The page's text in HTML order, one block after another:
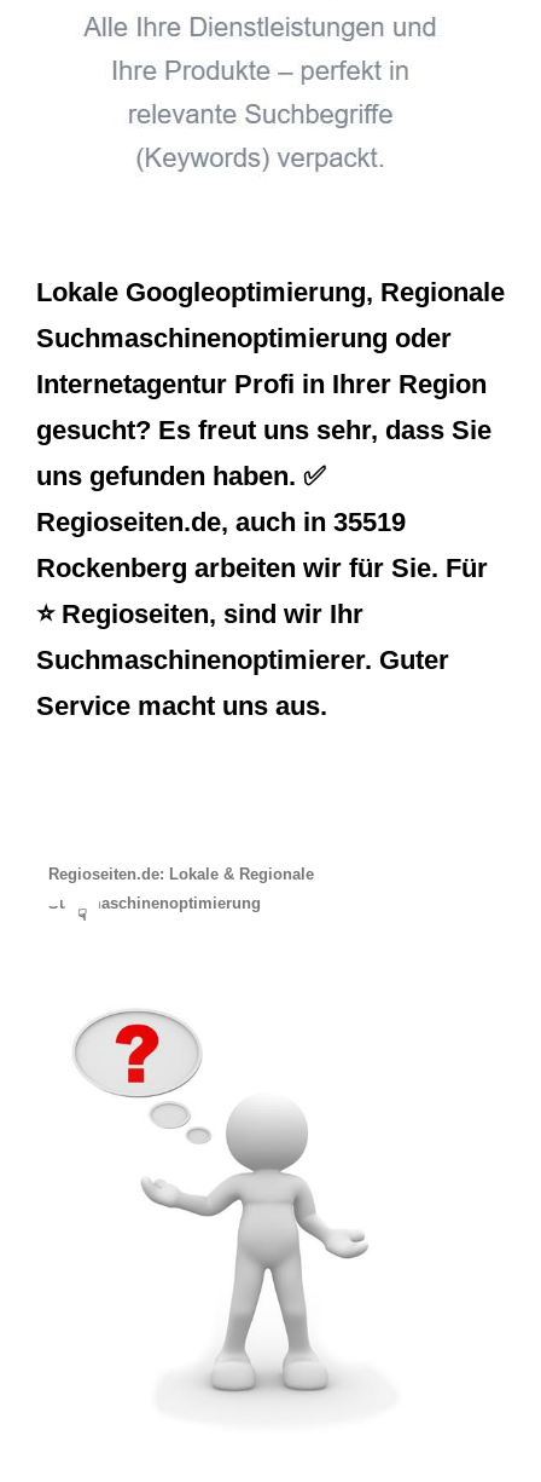
Lokale Googleoptimierung, Regionale
Suchmaschinenoptimierung oder
Internetagentur Profi in Ihrer Region
gesucht? Es freut uns sehr, dass Sie
uns gefunden haben. ✅
Regioseiten.de, auch in 35519
Rockenberg arbeiten wir für Sie. Für
⭐ Regioseiten, sind wir Ihr
Suchmaschinenoptimierer. Guter
Service macht uns aus.
Regioseiten.de: Lokale & Regionale
Suchmaschinenoptimierung
☟